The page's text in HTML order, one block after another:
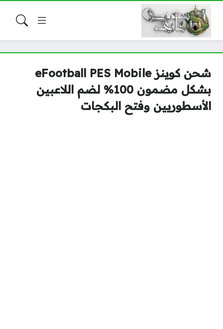
شحن كوينز eFootball PES Mobile
بشكل مضمون 100% لضم اللاعبين
الأسطوريين وفتح البكجات